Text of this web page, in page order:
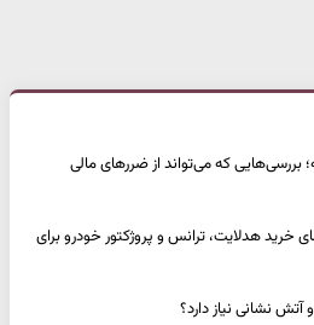
بررسی‌هایی که می‌تواند از ضررهای مالی
خرید هدلایت، ترانس و پروژکتور خودرو برای
آتش نشانی نیاز دارد؟